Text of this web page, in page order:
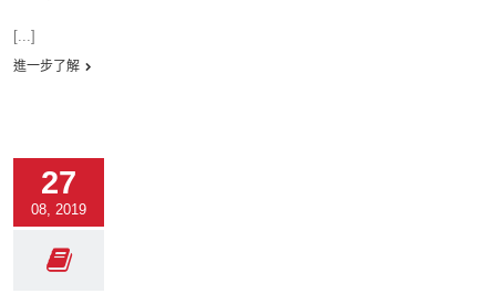
[...]
進一步了解
27
08, 2019